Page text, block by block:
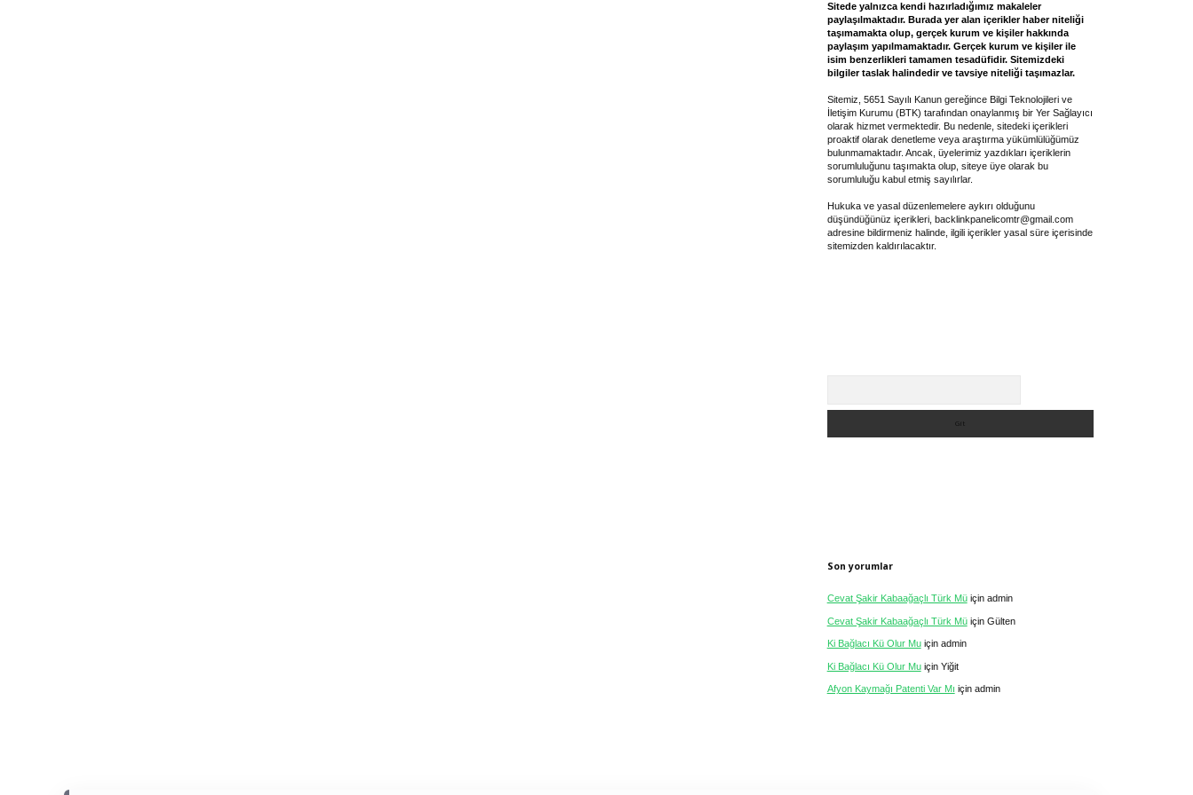
Sitede yalnızca kendi hazırladığımız makaleler
paylaşılmaktadır. Burada yer alan içerikler haber niteliği
taşımamakta olup, gerçek kurum ve kişiler hakkında
paylaşım yapılmamaktadır. Gerçek kurum ve kişiler ile
isim benzerlikleri tamamen tesadüfidir. Sitemizdeki
bilgiler taslak halindedir ve tavsiye niteliği taşımazlar.
Sitemiz, 5651 Sayılı Kanun gereğince Bilgi Teknolojileri ve
İletişim Kurumu (BTK) tarafından onaylanmış bir Yer Sağlayıcı
olarak hizmet vermektedir. Bu nedenle, sitedeki içerikleri
proaktif olarak denetleme veya araştırma yükümlülüğümüz
bulunmamaktadır. Ancak, üyelerimiz yazdıkları içeriklerin
sorumluluğunu taşımakta olup, siteye üye olarak bu
sorumluluğu kabul etmiş sayılırlar.
Hukuka ve yasal düzenlemelere aykırı olduğunu
düşündüğünüz içerikleri, backlinkpanelicomtr@gmail.com
adresine bildirmeniz halinde, ilgili içerikler yasal süre içerisinde
sitemizden kaldırılacaktır.
Son yorumlar
Cevat Şakir Kabaağaçlı Türk Müiçin admin
Cevat Şakir Kabaağaçlı Türk Müiçin Gülten
Ki Bağlacı Kü Olur Muiçin admin
Ki Bağlacı Kü Olur Muiçin Yiğit
Afyon Kaymağı Patenti Var Mı için admin